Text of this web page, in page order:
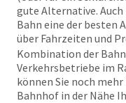
gute Alternative.
Bahn eine der besten
über Fahrzeiten und
Kombination der
Verkehrsbetriebe im
können Sie noch
Bahnhof in der Nähe